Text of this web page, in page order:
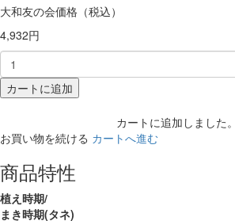
大和友の会価格（税込）
4,932円
カートに追加
カートに追加しました。
お買い物を続ける カートへ進む
商品特性
植え時期/
まき時期(タネ)